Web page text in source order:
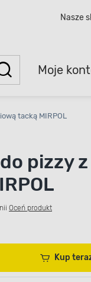
Nasze
Moje
tacką MIRPOL
pizzy
Oceń produkt
Kup